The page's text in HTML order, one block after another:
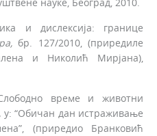
науке, Београд, 2010.
и дислексија: границе
,бр. 127/2010, (приредиле
и Николић Мирјана),
време и животни
, у: “Обичан дан истраживање
(приредио Бранковић